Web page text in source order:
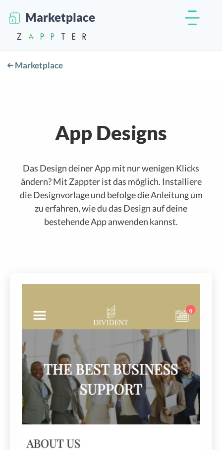
Marketplace
Marketplace
App Designs
Das Design deiner App mit nur wenigen Klicks
ändern? Mit Zappter ist das möglich. Installiere
die Designvorlage und befolge die Anleitung um
zu erfahren, wie du das Design auf deine
bestehende App anwenden kannst.